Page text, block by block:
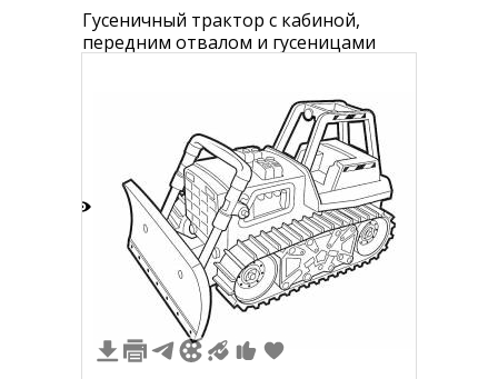
Гусеничный трактор с кабиной,
передним отвалом и гусеницами